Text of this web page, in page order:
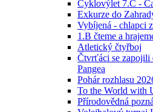
Cyklovýlet 7.C -
Exkurze do
Vybíjená - chlapci
1.B čteme a
Atletický čtyřboj
Čtvrťáci se zapojili
Pangea
Pohár rozhlasu
To the World with
Přírodovědná